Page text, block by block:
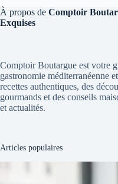
À propos de Comptoir
Exquises
Comptoir Boutargue est votre
gastronomie méditerranéenne
recettes authentiques, des
gourmands et des conseils
et actualités.
Articles populaires